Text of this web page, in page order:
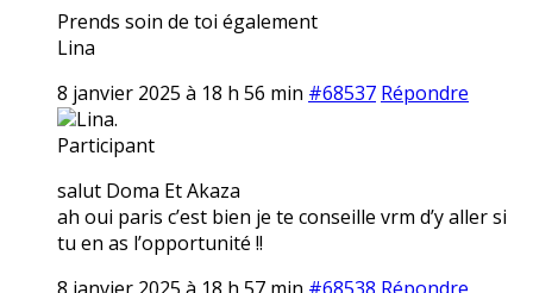
Prends soin de toi également
Lina
8 janvier 2025 à 18 h 56 min #68537 Répondre
Lina.
Participant
salut Doma Et Akaza
ah oui paris c’est bien je te conseille vrm d’y aller si
tu en as l’opportunité !!